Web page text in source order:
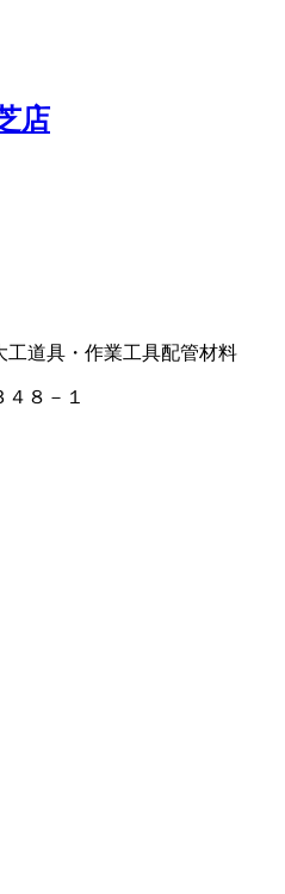
店
工道具・作業工具配管材料
８－１